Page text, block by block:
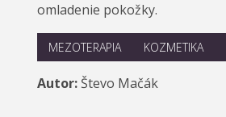
omladenie pokožky.
MEZOTERAPIA KOZMETIKA
Autor: Števo Mačák